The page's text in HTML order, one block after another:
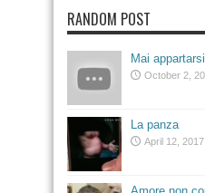
RANDOM POST
Mai
October 2,
La panza
April 12, 2017